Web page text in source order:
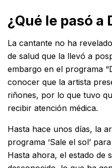
¿Qué le pasó a
La cantante no ha
de salud que la llevó a
embargo en el programa
conocer que la artista
riñones, por lo que tuvo
recibir atención médica.
Hasta hace unos días, la
programa ‘Sale el sol’
Hasta ahora, el estado de